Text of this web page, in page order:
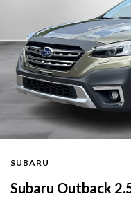
SUBARU
Subaru Outback